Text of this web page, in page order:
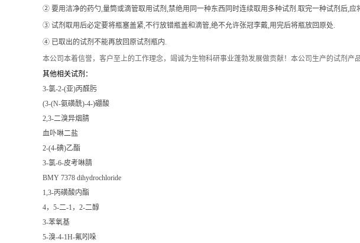
② 要用洁净的药勺,量筒或滴管取用试剂,禁绝用同一种东西同时连续取用多种试剂.取完一种试剂后,
③ 试剂取用后必定要将瓶塞盖紧,不行放错瓶盖和滴管,绝不允许张冠李戴,用完后将瓶放回原处.
④ 已取出的试剂不能再放回原试剂瓶内.
本公司本着信誉，客户至上的工作理念，竭诚为生物科研事业蓬勃发展做贡献！本公司生产的试剂
其他相关试剂：
3-氯-2-(亚)丙醛肟
(3-(N-氨磺酰)-4-)硼酸
2,3-二溴异烟腈
血卟啉二盐
2-(4-碘)乙酯
3-氯-6-皮考啉腈
BMY 7378 dihydrochloride
1,3-丙磺酸内酯
4，5-二-1，2-二醇
3-苯氧基
5-溴-4-1H-氟吲哚